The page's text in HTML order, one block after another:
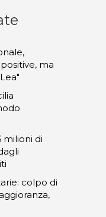
ma
milioni di
colpo di